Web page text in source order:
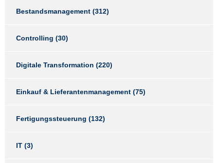
Bestandsmanagement (312)
Controlling (30)
Digitale Transformation (220)
Einkauf & Lieferantenmanagement (75)
Fertigungssteuerung (132)
IT (3)